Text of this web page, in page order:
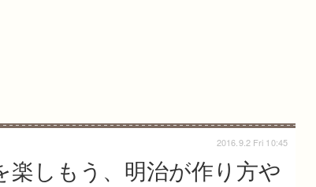
しもう、明治が作り方や
2016.9.2 Fri 10:45